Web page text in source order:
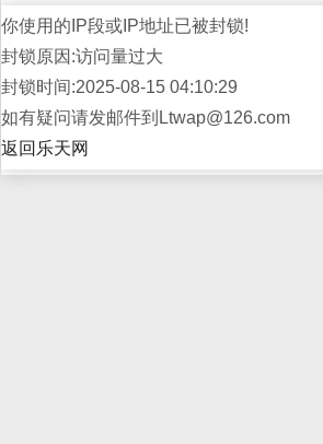
你使用的IP段或IP地址已被封锁!
封锁原因:访问量过大
封锁时间:2025-08-15 04:10:29
如有疑问请发邮件到Ltwap@126.com
返回乐天网